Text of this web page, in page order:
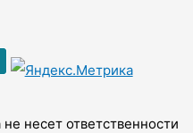
несет ответственности